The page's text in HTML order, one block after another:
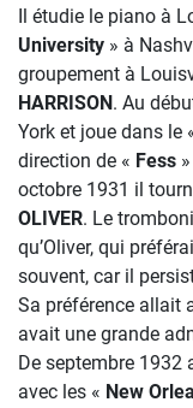
Il étudie le piano à
University » à
groupement à
HARRISON. Au
York et joue dans le
direction de « Fess »
octobre 1931 il
OLIVER. Le
qu’Oliver, qui
souvent, car il
Sa préférence allait
avait une grande
De septembre 1932
avec les « New